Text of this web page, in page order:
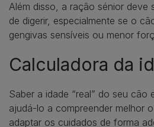
Além disso, a ração sénior deve
de digerir, especialmente se o
gengivas sensíveis ou menor
Calculadora da
Saber a idade “real” do seu cão
ajudá-lo a compreender melhor
adaptar os cuidados de forma